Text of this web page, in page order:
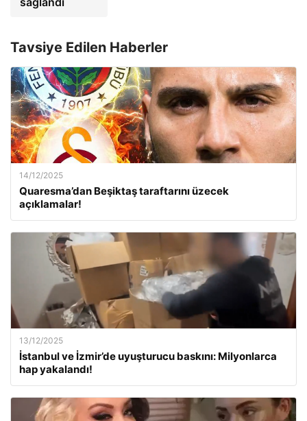
Tavsiye Edilen Haberler
14/12/2025
Quaresma’dan Beşiktaş taraftarını üzecek
açıklamalar!
13/12/2025
İstanbul ve İzmir’de uyuşturucu baskını: Milyonlarca
hap yakalandı!